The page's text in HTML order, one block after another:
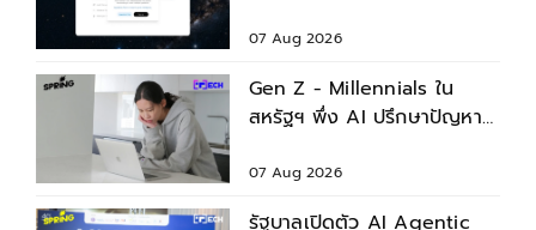
07 Aug 2026
Gen Z - Millennials ใน
สหรัฐฯ พึ่ง AI ปรึกษาปัญหา
07 Aug 2026
รัฐบาลเปิดตัว AI Agentic